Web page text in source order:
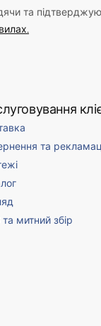
та
та
митний збір